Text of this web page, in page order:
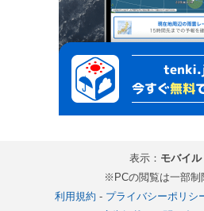
表示： モバイル
※PCの閲覧は一部制
利用規約 - プライバシーポリシ